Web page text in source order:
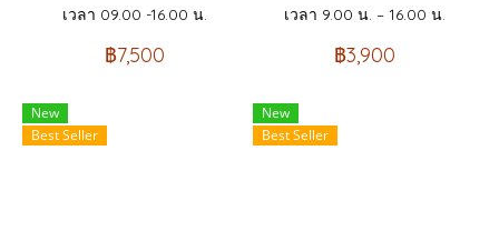
เวลา 09.00 -16.00 น.
฿7,500
เวลา 9.00 น. – 16.00 น.
฿3,900
New
Best Seller
New
Best Seller